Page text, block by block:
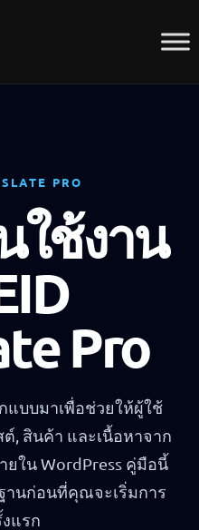
PRO
ใช้งาน
Pro
กแบบมาเพื่อช่วยให้ผู้ใช้
, สินค้า และเนื้อหาจาก
ใน WordPress คู่มือนี้
นก่อนที่คุณจะเริ่มการ
แรก